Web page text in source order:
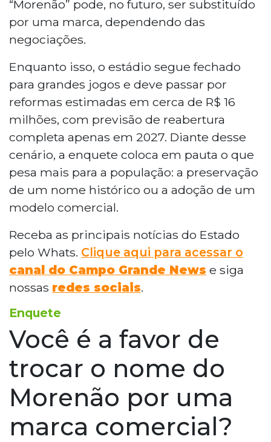
“Morenão” pode, no futuro, ser substituído
por uma marca, dependendo das
negociações.
Enquanto isso, o estádio segue fechado
para grandes jogos e deve passar por
reformas estimadas em cerca de R$ 16
milhões, com previsão de reabertura
completa apenas em 2027. Diante desse
cenário, a enquete coloca em pauta o que
pesa mais para a população: a preservação
de um nome histórico ou a adoção de um
modelo comercial.
Receba as principais notícias do Estado
pelo Whats. Clique aqui para acessar o
canal do Campo Grande News e siga
nossas redes sociais.
Enquete
Você é a favor de
trocar o nome do
Morenão por uma
marca comercial?